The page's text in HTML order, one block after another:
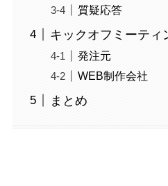
質疑応答
キックオフミーティ
発注元
WEB制作会社
まとめ